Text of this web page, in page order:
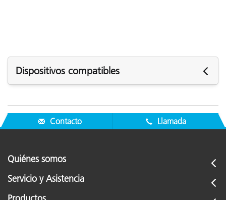
Dispositivos compatibles
Los siguientes dispositivos son compatibles con el
recambio de batería eXact (SE15-46-KIT):
eXact Xp
eXact Basic
eXact Basic Plus
eXact Auto-Scan Pro
Contacto Llamada
Quiénes somos
Servicio y Asistencia